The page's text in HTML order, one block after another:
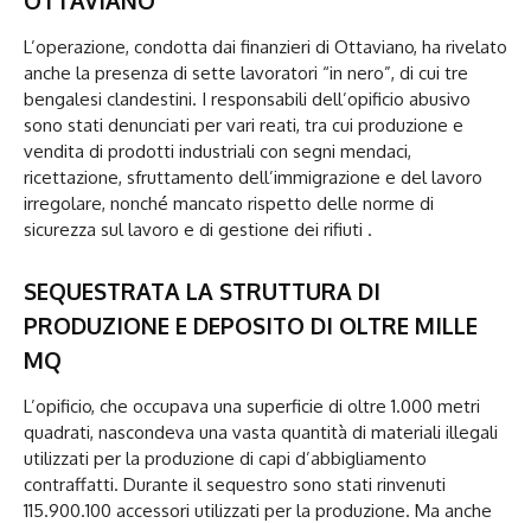
L’operazione, condotta dai finanzieri di Ottaviano, ha rivelato
anche la presenza di sette lavoratori “in nero”, di cui tre
bengalesi clandestini. I responsabili dell’opificio abusivo
sono stati denunciati per vari reati, tra cui produzione e
vendita di prodotti industriali con segni mendaci,
ricettazione, sfruttamento dell’immigrazione e del lavoro
irregolare, nonché mancato rispetto delle norme di
sicurezza sul lavoro e di gestione dei rifiuti .
SEQUESTRATA LA STRUTTURA DI
PRODUZIONE E DEPOSITO DI OLTRE MILLE
MQ
L’opificio, che occupava una superficie di oltre 1.000 metri
quadrati, nascondeva una vasta quantità di materiali illegali
utilizzati per la produzione di capi d’abbigliamento
contraffatti. Durante il sequestro sono stati rinvenuti
115.900.100 accessori utilizzati per la produzione. Ma anche